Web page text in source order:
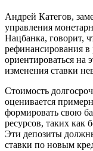
Андрей Категов,
управления
Нацбанка, говорит,
рефинансирования
ориентироваться на
изменения ставки
Стоимость
оценивается
формировать свою
ресурсов, таких как
Эти депозиты
ставки по новым